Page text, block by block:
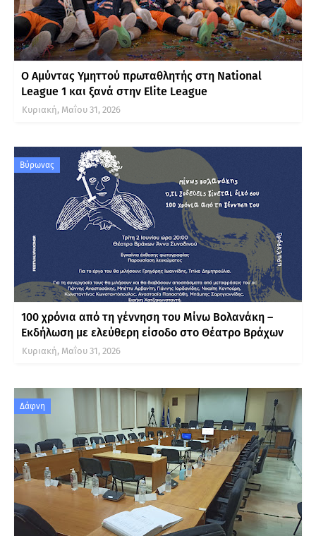
Ο Αμύντας Υμηττού πρωταθλητής στη National
League 1 και ξανά στην Elite League
Κυριακή, Μαΐου 31, 2026
Βύρωνας
100 χρόνια από τη γέννηση του Μίνω Βολανάκη –
Εκδήλωση με ελεύθερη είσοδο στο Θέατρο Βράχων
Κυριακή, Μαΐου 31, 2026
Δάφνη